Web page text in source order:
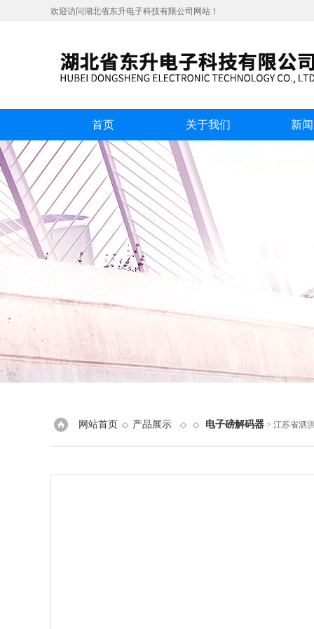
欢迎访问湖北省东升电子科技有限公司网站！
首页 关于我们 新
网站首页 ◇ 产品展示 ◇ ◇ 电子磅解码器 > 江苏省泗